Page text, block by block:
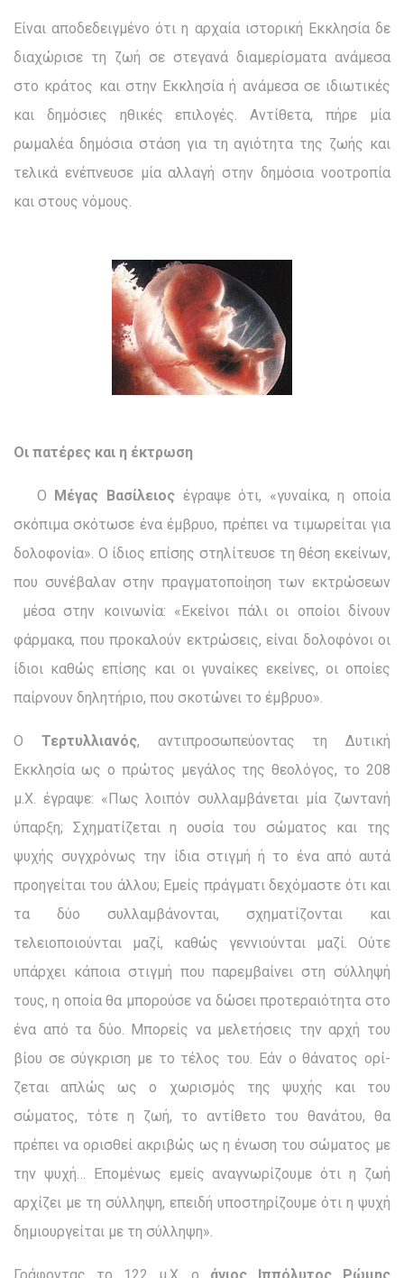
Είναι αποδεδειγμένο ότι η αρχαία ιστορική Εκκλησία δε
διαχώρισε τη ζωή σε στεγανά διαμερίσματα ανάμεσα
στο κρά­τος και στην Εκκλησία ή ανάμεσα σε ιδιωτικές
και δημόσιες ηθικές επιλογές. Αντίθετα, πήρε μία
ρωμαλέα δημόσια στάση για τη αγιότητα της ζωής και
τελικά ενέπνευσε μία αλλαγή στην δημόσια νοοτροπία
και στους νόμους.
Οι πατέρες και η έκτρωση
Ο Μέγας Βασίλειος έγραψε ότι, «γυναίκα, η οποία
σκόπιμα σκότωσε ένα έμβρυο, πρέπει να τιμωρείται για
δολοφονία». Ο ίδιος επίσης στηλίτευσε τη θέση εκείνων,
που συνέβαλαν στην πραγματοποίηση των εκτρώσεων
μέσα στην κοινωνία: «Εκείνοι πάλι οι οποίοι δίνουν
φάρμακα, που προκαλούν εκτρώσεις, είναι δολοφόνοι οι
ίδιοι καθώς επίσης και οι γυναίκες εκείνες, οι οποίες
παίρνουν δηλητήριο, που σκοτώνει το έμβρυο».
Ο Τερτυλλιανός, αντιπροσωπεύοντας τη Δυτική
Εκκλησία ως ο πρώτος μεγάλος της θεολόγος, το 208
μ.Χ. έγραψε: «Πως λοιπόν συλλαμβάνεται μία ζωντανή
ύπαρξη; Σχηματίζεται η ουσία του σώματος και της
ψυχής συγχρόνως την ίδια στιγμή ή το ένα από αυτά
προηγείται του άλλου; Εμείς πράγματι δεχόμαστε ότι και
τα δύο συλλαμβάνονται, σχηματίζονται και
τελειοποιούνται μαζί, καθώς γεννιούνται μαζί. Ούτε
υπάρχει κάποια στιγμή που παρεμβαίνει στη σύλληψή
τους, η οποία θα μπορούσε να δώσει προτεραιότητα στο
ένα από τα δύο. Μπορείς να μελετήσεις την αρχή του
βίου σε σύγκριση με το τέλος του. Εάν ο θάνατος ορί­
ζεται απλώς ως ο χωρισμός της ψυχής και του
σώματος, τότε η ζωή, το αντίθετο του θανάτου, θα
πρέπει να ορισθεί ακριβώς ως η ένωση του σώματος με
την ψυχή… Επομένως εμείς αναγνωρίζουμε ότι η ζωή
αρχίζει με τη σύλληψη, επειδή υποστηρίζουμε ότι η ψυχή
δημιουργείται με τη σύλληψη».
Γράφοντας το 122 μ.Χ. ο άγιος Ιππόλυτος Ρώμης